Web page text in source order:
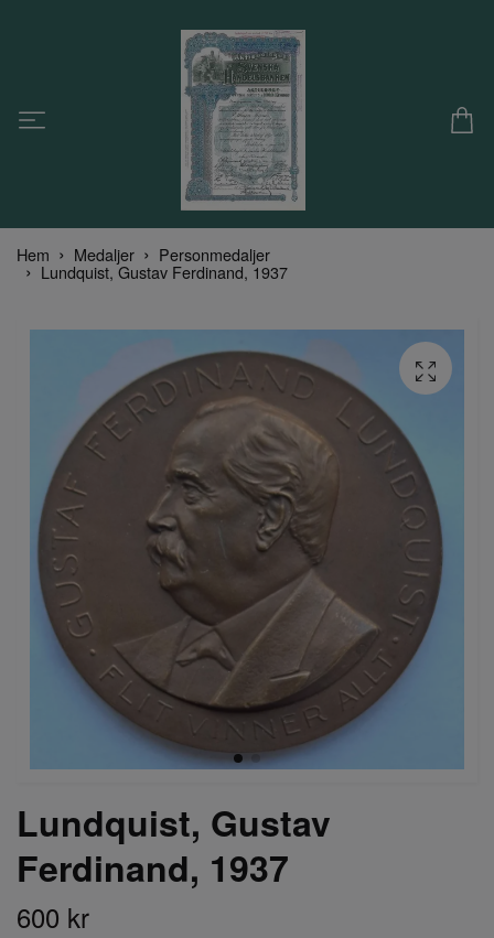
Hem Medaljer Personmedaljer
Lundquist, Gustav Ferdinand, 1937
Lundquist, Gustav
Ferdinand, 1937
600 kr